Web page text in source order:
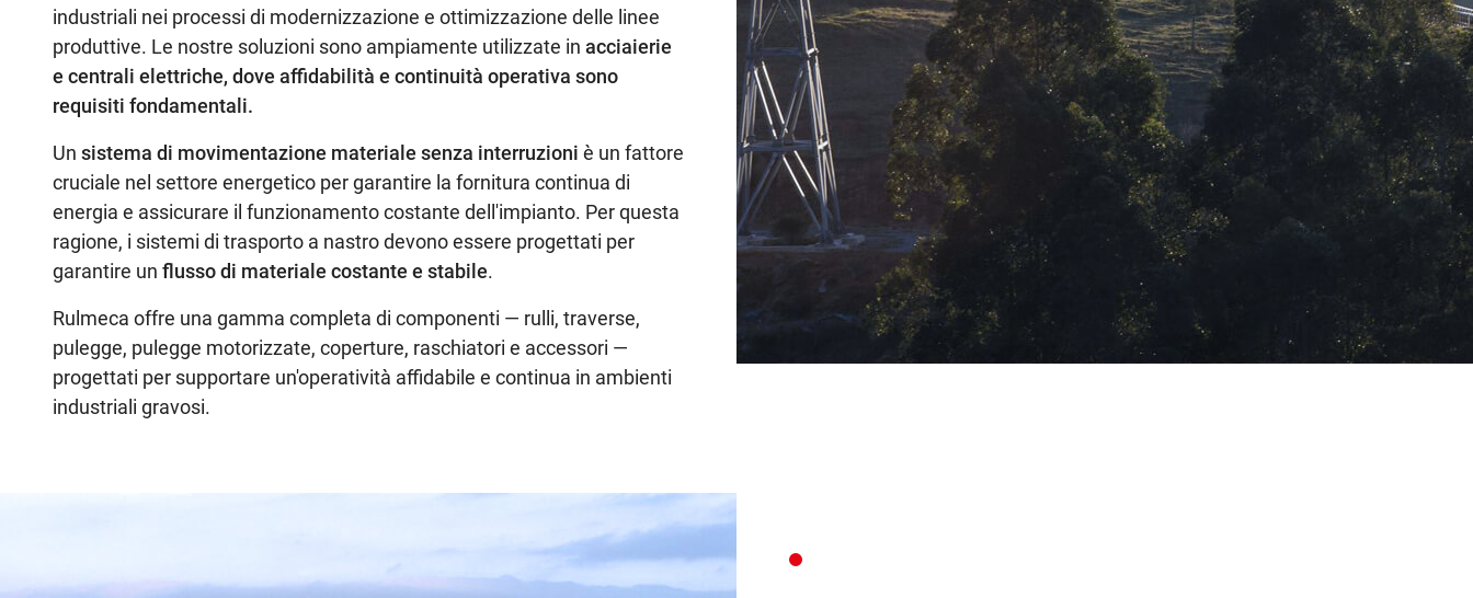
industriali nei processi di modernizzazione e ottimizzazione delle linee
produttive. Le nostre soluzioni sono ampiamente utilizzate in acciaierie
e centrali elettriche, dove affidabilità e continuità operativa sono
requisiti fondamentali.
Un sistema di movimentazione materiale senza interruzioni è un fattore
cruciale nel settore energetico per garantire la fornitura continua di
energia e assicurare il funzionamento costante dell'impianto. Per questa
ragione, i sistemi di trasporto a nastro devono essere progettati per
garantire un flusso di materiale costante e stabile.
Rulmeca offre una gamma completa di componenti — rulli, traverse,
pulegge, pulegge motorizzate, coperture, raschiatori e accessori —
progettati per supportare un'operatività affidabile e continua in ambienti
industriali gravosi.